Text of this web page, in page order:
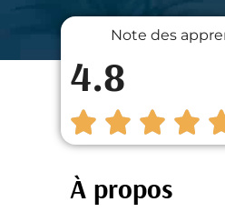
Note des
4.8
À propos